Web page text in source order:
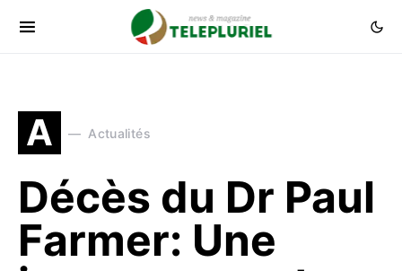
A Actualités
Décès du Dr Paul
Farmer: Une